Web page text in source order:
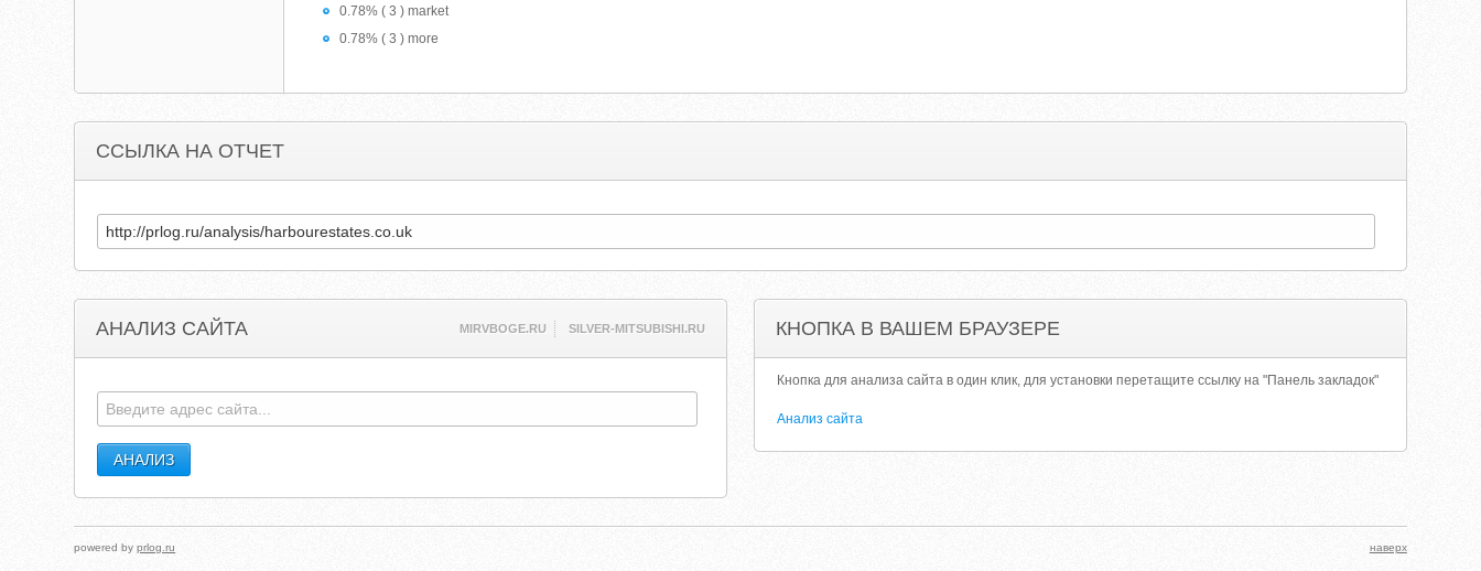
0.78% ( 3 ) market
0.78% ( 3 ) more
ССЫЛКА НА ОТЧЕТ
АНАЛИЗ САЙТА MIRVBOGE.RU SILVER-MITSUBISHI.RU КНОПКА В ВАШЕМ БРАУЗЕРЕ
Кнопка для анализа сайта в один клик, для установки перетащите ссылку на "Панель закладок"
Анализ сайта
powered byprlog.ru наверх